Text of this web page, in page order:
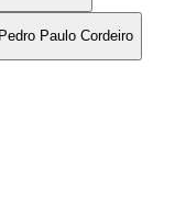
Paulo Cordeiro